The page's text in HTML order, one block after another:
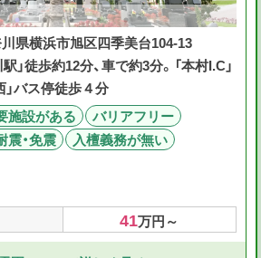
県横浜市旭区四季美台104-13
」徒歩約12分、車で約3分。「本村I.C」
」バス停徒歩４分
施設がある
バリアフリー
震・免震
入檀義務が無い
41万円～